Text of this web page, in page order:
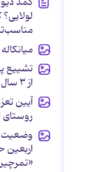
از ۳ سال زیر آوار ماندن
آیین
روستای
وضعیت
اربعین